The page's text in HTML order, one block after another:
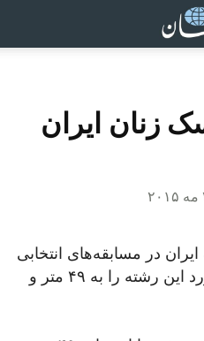
زنان ایران
در مسابقه‌های انتخابی
تیم ملی دوومیدانی زنان رکورد این رشته را به ۴۹ متر و